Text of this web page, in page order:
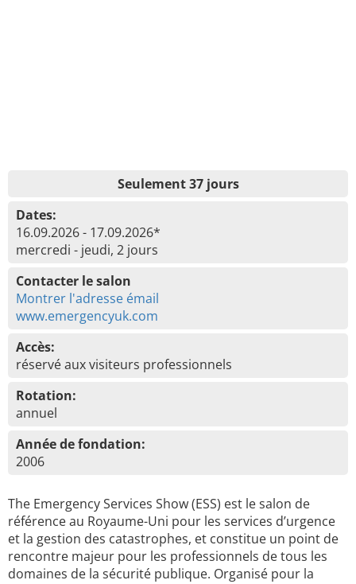
Seulement 37 jours
Dates:
16.09.2026 - 17.09.2026*
mercredi - jeudi, 2 jours
Contacter le salon
Montrer l'adresse émail
www.emergencyuk.com
Accès:
réservé aux visiteurs professionnels
Rotation:
annuel
Année de fondation:
2006
The Emergency Services Show (ESS) est le salon de
référence au Royaume-Uni pour les services d’urgence
et la gestion des catastrophes, et constitue un point de
rencontre majeur pour les professionnels de tous les
domaines de la sécurité publique. Organisé pour la